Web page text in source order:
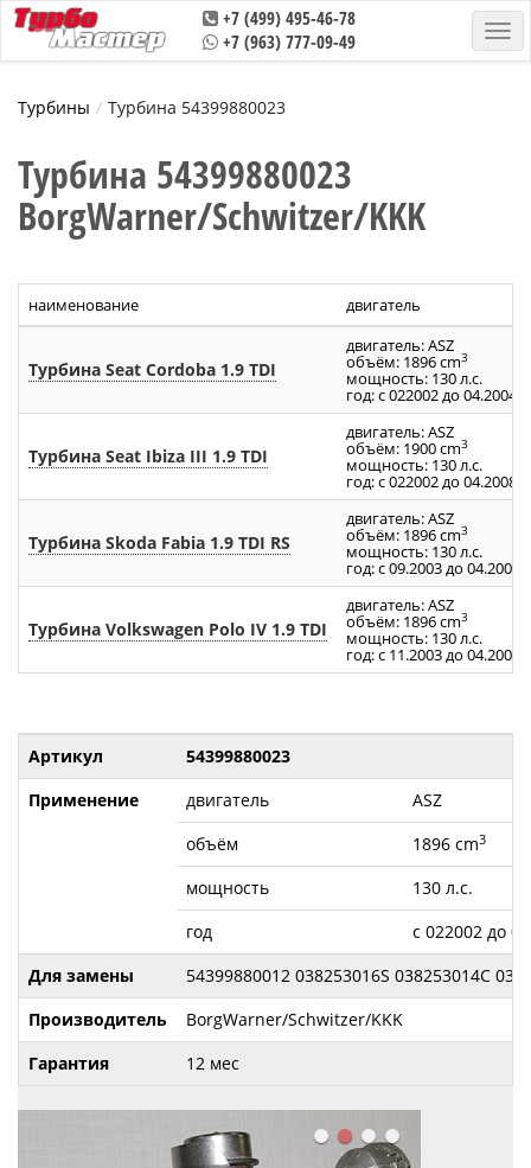
+7 (499) 495-46-78
+7 (963) 777-09-49
Турбины Турбина 54399880023
Турбина 54399880023
BorgWarner/Schwitzer/KKK
наименование двигатель
Турбина Seat Cordoba 1.9 TDI
двигатель: ASZ
объём: 1896 cm3
мощность: 130 л.с.
год: с 022002 до 04.2004
Турбина Seat Ibiza III 1.9 TDI
двигатель: ASZ
объём: 1900 cm3
мощность: 130 л.с.
год: с 022002 до 04.2008
Турбина Skoda Fabia 1.9 TDI RS
двигатель: ASZ
объём: 1896 cm3
мощность: 130 л.с.
год: с 09.2003 до 04.2007
Турбина Volkswagen Polo IV 1.9 TDI
двигатель: ASZ
объём: 1896 cm3
мощность: 130 л.с.
год: с 11.2003 до 04.2004
Артикул
54399880023
Применение
двигатель
ASZ
объём
1896 cm3
мощность
130 л.с.
год
с 022002 до
Для замены
54399880012 038253016S 038253014C
Производитель
BorgWarner/Schwitzer/KKK
Гарантия
12 мес